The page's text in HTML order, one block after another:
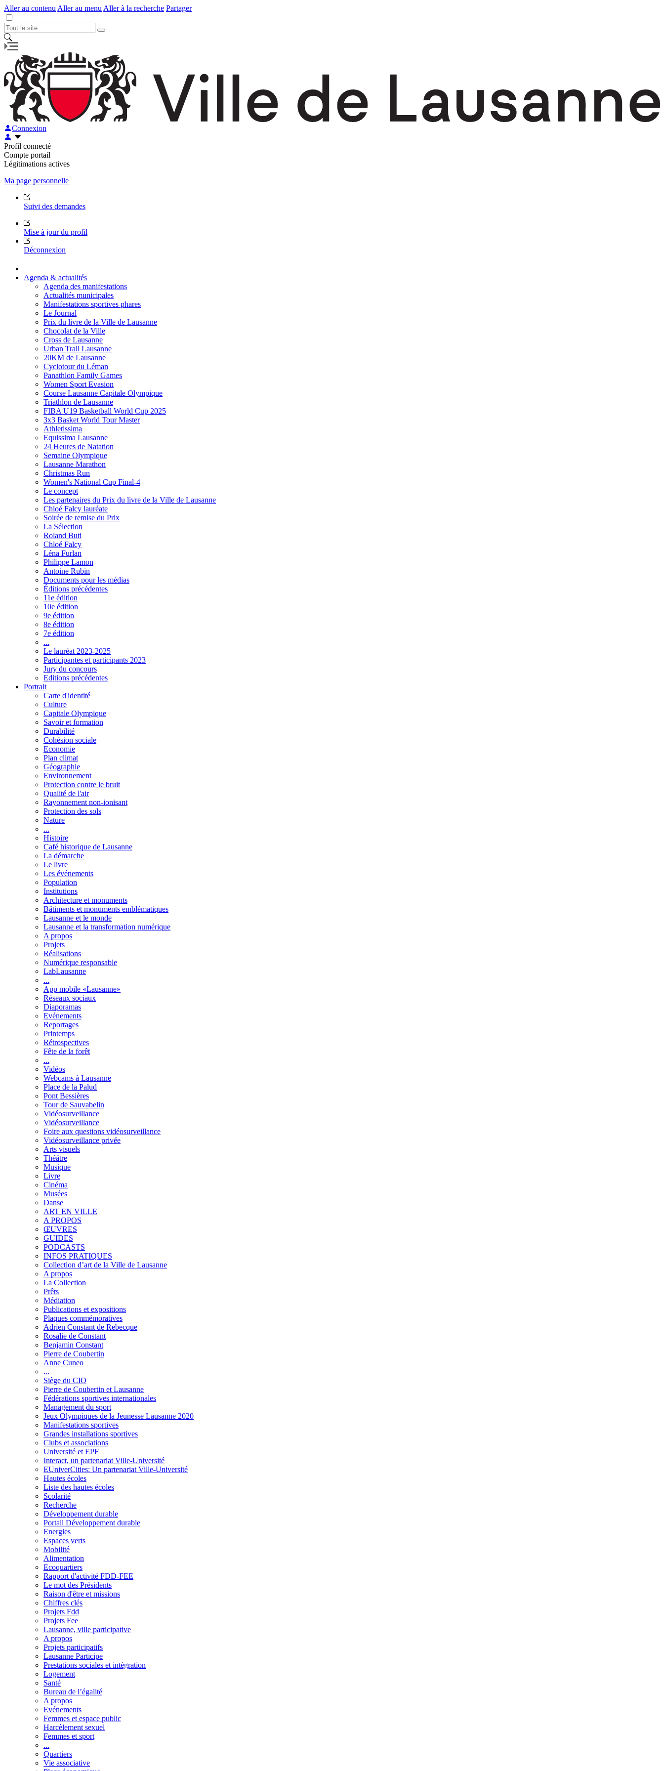
Aller au contenu Aller au menu Aller à la recherche Partager
Connexion
Profil connecté
Compte portail
Légitimations actives
Ma page personnelle
Suivi des demandes
Mise à jour du profil
Déconnexion
Agenda & actualités
Agenda des manifestations
Actualités municipales
Manifestations sportives phares
Le Journal
Prix du livre de la Ville de Lausanne
Chocolat de la Ville
Cross de Lausanne
Urban Trail Lausanne
20KM de Lausanne
Cyclotour du Léman
Panathlon Family Games
Women Sport Evasion
Course Lausanne Capitale Olympique
Triathlon de Lausanne
FIBA U19 Basketball World Cup 2025
3x3 Basket World Tour Master
Athletissima
Equissima Lausanne
24 Heures de Natation
Semaine Olympique
Lausanne Marathon
Christmas Run
Women's National Cup Final-4
Le concept
Les partenaires du Prix du livre de la Ville de Lausanne
Chloé Falcy lauréate
Soirée de remise du Prix
La Sélection
Roland Buti
Chloé Falcy
Léna Furlan
Philippe Lamon
Antoine Rubin
Documents pour les médias
Éditions précédentes
11e édition
10e édition
9e édition
8e édition
7e édition
...
Le lauréat 2023-2025
Participantes et participants 2023
Jury du concours
Editions précédentes
Portrait
Carte d'identité
Culture
Capitale Olympique
Savoir et formation
Durabilité
Cohésion sociale
Economie
Plan climat
Géographie
Environnement
Protection contre le bruit
Qualité de l'air
Rayonnement non-ionisant
Protection des sols
Nature
...
Histoire
Café historique de Lausanne
La démarche
Le livre
Les événements
Population
Institutions
Architecture et monuments
Bâtiments et monuments emblématiques
Lausanne et le monde
Lausanne et la transformation numérique
A propos
Projets
Réalisations
Numérique responsable
LabLausanne
...
App mobile «Lausanne»
Réseaux sociaux
Diaporamas
Evénements
Reportages
Printemps
Rétrospectives
Fête de la forêt
...
Vidéos
Webcams à Lausanne
Place de la Palud
Pont Bessières
Tour de Sauvabelin
Vidéosurveillance
Vidéosurveillance
Foire aux questions vidéosurveillance
Vidéosurveillance privée
Arts visuels
Théâtre
Musique
Livre
Cinéma
Musées
Danse
ART EN VILLE
A PROPOS
ŒUVRES
GUIDES
PODCASTS
INFOS PRATIQUES
Collection d’art de la Ville de Lausanne
A propos
La Collection
Prêts
Médiation
Publications et expositions
Plaques commémoratives
Adrien Constant de Rebecque
Rosalie de Constant
Benjamin Constant
Pierre de Coubertin
Anne Cuneo
...
Siège du CIO
Pierre de Coubertin et Lausanne
Fédérations sportives internationales
Management du sport
Jeux Olympiques de la Jeunesse Lausanne 2020
Manifestations sportives
Grandes installations sportives
Clubs et associations
Université et EPF
Interact, un partenariat Ville-Université
EUniverCities: Un partenariat Ville-Université
Hautes écoles
Liste des hautes écoles
Scolarité
Recherche
Développement durable
Portail Développement durable
Energies
Espaces verts
Mobilité
Alimentation
Ecoquartiers
Rapport d'activité FDD-FEE
Le mot des Présidents
Raison d'être et missions
Chiffres clés
Projets Fdd
Projets Fee
Lausanne, ville participative
A propos
Projets participatifs
Lausanne Participe
Prestations sociales et intégration
Logement
Santé
Bureau de l’égalité
A propos
Evénements
Femmes et espace public
Harcèlement sexuel
Femmes et sport
...
Quartiers
Vie associative